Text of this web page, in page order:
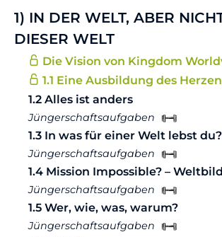
1) IN DER WELT, ABER
DIESER WELT
Die Vision von Kingdom
1.1 Eine Ausbildung des
1.2 Alles ist anders
Jüngerschaftsaufgaben
1.3 In was für einer Welt lebst du?
Jüngerschaftsaufgaben
1.4 Mission Impossible? –
Jüngerschaftsaufgaben
1.5 Wer, wie, was, warum?
Jüngerschaftsaufgaben